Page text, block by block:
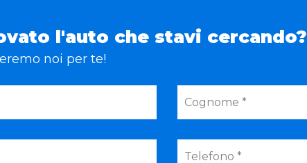
l'auto che stavi cercando?
noi per te!